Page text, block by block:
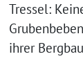
Tressel:
ihrer